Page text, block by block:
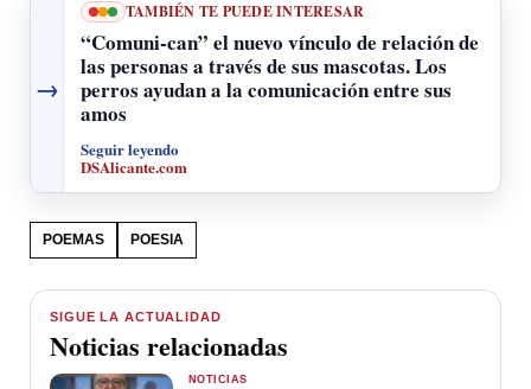
→
TAMBIÉN TE PUEDE INTERESAR
“Comuni-can” el nuevo vínculo de relación de
las personas a través de sus mascotas. Los
perros ayudan a la comunicación entre sus
amos
Seguir leyendo
DSAlicante.com
POEMAS POESIA
SIGUE LA ACTUALIDAD
Noticias relacionadas
NOTICIAS